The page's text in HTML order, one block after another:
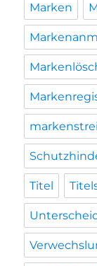
Marken
Titel